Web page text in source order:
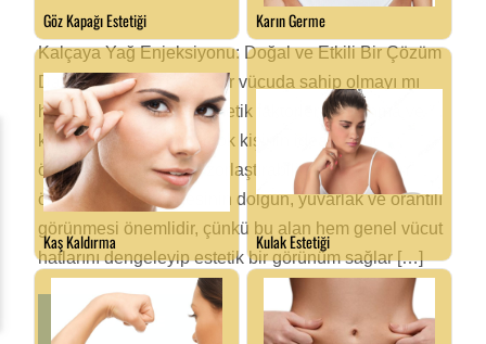
Kalçaya Yağ Enjeksiyonu: Doğal ve Etkili Bir Çözüm
Daha kıvrımlı ve çekici bir vücuda sahip olmayı mı
hayal ediyorsunuz? Genetik faktörler, yaşlanma ve
kilo dalgalanmaları birçok kişinin ideal vücut
ölçülerine ulaşmasını zorlaştırabilir. Kadınlar için
özellikle kalça bölgesinin dolgun, yuvarlak ve orantılı
görünmesi önemlidir, çünkü bu alan hem genel vücut
hatlarını dengeleyip estetik bir görünüm sağlar […]
READ MORE